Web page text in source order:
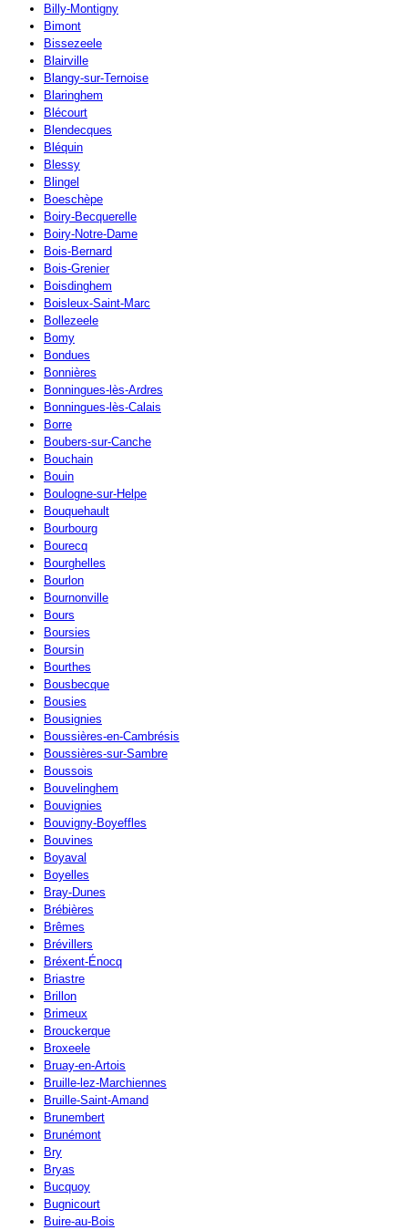
Billy-Montigny
Bimont
Bissezeele
Blairville
Blangy-sur-Ternoise
Blaringhem
Blécourt
Blendecques
Bléquin
Blessy
Blingel
Boeschèpe
Boiry-Becquerelle
Boiry-Notre-Dame
Bois-Bernard
Bois-Grenier
Boisdinghem
Boisleux-Saint-Marc
Bollezeele
Bomy
Bondues
Bonnières
Bonningues-lès-Ardres
Bonningues-lès-Calais
Borre
Boubers-sur-Canche
Bouchain
Bouin
Boulogne-sur-Helpe
Bouquehault
Bourbourg
Bourecq
Bourghelles
Bourlon
Bournonville
Bours
Boursies
Boursin
Bourthes
Bousbecque
Bousies
Bousignies
Boussières-en-Cambrésis
Boussières-sur-Sambre
Boussois
Bouvelinghem
Bouvignies
Bouvigny-Boyeffles
Bouvines
Boyaval
Boyelles
Bray-Dunes
Brébières
Brêmes
Brévillers
Bréxent-Énocq
Briastre
Brillon
Brimeux
Brouckerque
Broxeele
Bruay-en-Artois
Bruille-lez-Marchiennes
Bruille-Saint-Amand
Brunembert
Brunémont
Bry
Bryas
Bucquoy
Bugnicourt
Buire-au-Bois